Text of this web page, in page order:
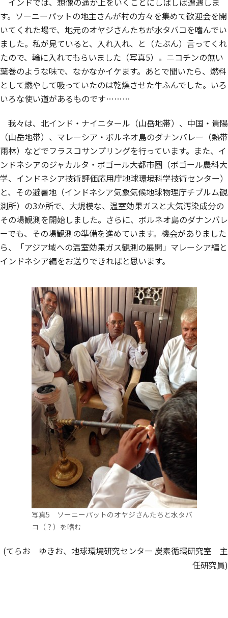
写真5 ソーニーパットのオヤジさんたちと水タバ
コ（？）を嗜む
す。ソーニーパットの地主さんが村の方々を集めて歓迎会を開
いてくれた場で、地元のオヤジさんたちが水タバコを嗜んでい
ました。私が見ていると、入れ入れ、と（たぶん）言ってくれ
たので、輪に入れてもらいました（写真5）。ニコチンの無い
葉巻のような味で、なかなかイケます。あとで聞いたら、燃料
として燃やして吸っていたのは乾燥させた牛ふんでした。いろ
いろな使い道があるものです………
我々は、北インド・ナイニタール（山岳地帯）、中国・貴陽
（山岳地帯）、マレーシア・ボルネオ島のダナンバレー（熱帯
雨林）などでフラスコサンプリングを行っています。また、イ
ンドネシアのジャカルタ・ボゴール大都市圏（ボゴール農科大
学、インドネシア技術評価応用庁地球環境科学技術センター）
と、その避暑地（インドネシア気象気候地球物理庁チブルム観
測所）の3か所で、大規模な、温室効果ガスと大気汚染成分の
その場観測を開始しました。さらに、ボルネオ島のダナンバレ
ーでも、その場観測の準備を進めています。機会がありました
ら、「アジア域への温室効果ガス観測の展開」マレーシア編と
インドネシア編をお送りできればと思います。
(てらお ゆきお、地球環境研究センター 炭素循環研究室 主
任研究員)